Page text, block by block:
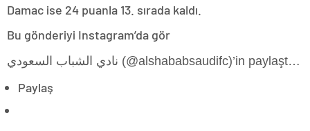
Damac ise 24 puanla 13. sırada kaldı.
Bu gönderiyi Instagram’da gör
نادي الشباب السعودي (@alshababsaudifc)’in paylaştığı bir gönderi
Paylaş